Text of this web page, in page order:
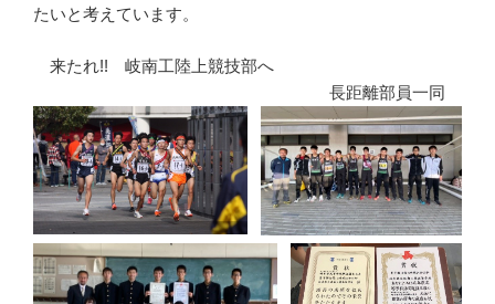
たいと考えています。
来たれ!! 岐南工陸上競技部へ
長距離部員一同